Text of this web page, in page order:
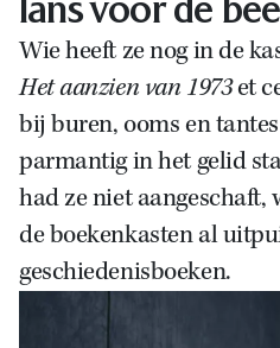
Wie heeft ze nog in de
Het aanzien van 1973et
bij buren, ooms en
parmantig in het gelid
had ze niet
de boekenkasten al
geschiedenisboeken.